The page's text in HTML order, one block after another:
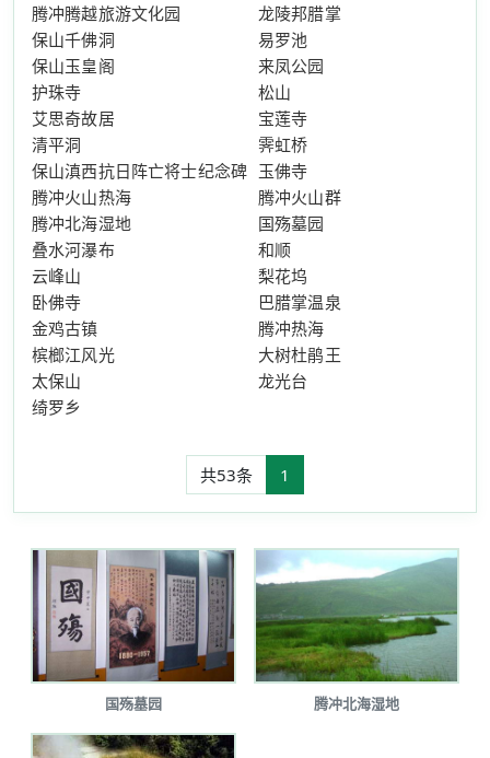
腾冲腾越旅游文化园
龙陵邦腊掌
保山千佛洞
易罗池
保山玉皇阁
来凤公园
护珠寺
松山
艾思奇故居
宝莲寺
清平洞
霁虹桥
保山滇西抗日阵亡将士纪念碑 玉佛寺
腾冲火山热海
腾冲火山群
腾冲北海湿地
国殇墓园
叠水河瀑布
和顺
云峰山
梨花坞
卧佛寺
巴腊掌温泉
金鸡古镇
腾冲热海
槟榔江风光
大树杜鹃王
太保山
龙光台
绮罗乡
共53条 1
国殇墓园 腾冲北海湿地